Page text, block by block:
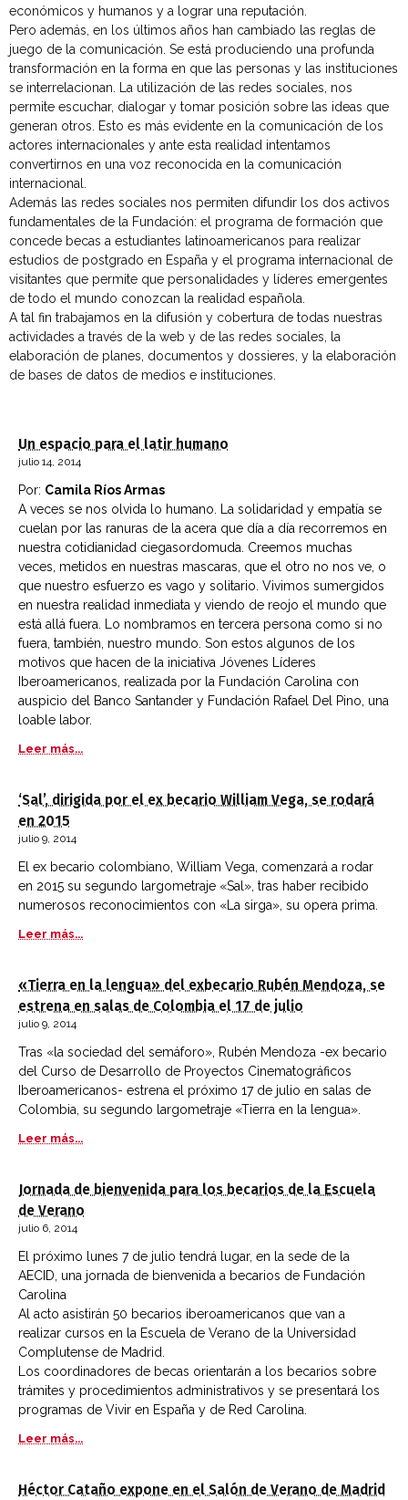
económicos y humanos y a lograr una reputación.
Pero además, en los últimos años han cambiado las reglas de
juego de la comunicación. Se está produciendo una profunda
transformación en la forma en que las personas y las instituciones
se interrelacionan. La utilización de las redes sociales, nos
permite escuchar, dialogar y tomar posición sobre las ideas que
generan otros. Esto es más evidente en la comunicación de los
actores internacionales y ante esta realidad intentamos
convertirnos en una voz reconocida en la comunicación
internacional.
Además las redes sociales nos permiten difundir los dos activos
fundamentales de la Fundación: el programa de formación que
concede becas a estudiantes latinoamericanos para realizar
estudios de postgrado en España y el programa internacional de
visitantes que permite que personalidades y líderes emergentes
de todo el mundo conozcan la realidad española.
A tal fin trabajamos en la difusión y cobertura de todas nuestras
actividades a través de la web y de las redes sociales, la
elaboración de planes, documentos y dossieres, y la elaboración
de bases de datos de medios e instituciones.
Un espacio para el latir humano
julio 14, 2014
Por: Camila Ríos Armas
A veces se nos olvida lo humano. La solidaridad y empatía se
cuelan por las ranuras de la acera que día a día recorremos en
nuestra cotidianidad ciegasordomuda. Creemos muchas
veces, metidos en nuestras mascaras, que el otro no nos ve, o
que nuestro esfuerzo es vago y solitario. Vivimos sumergidos
en nuestra realidad inmediata y viendo de reojo el mundo que
está allá fuera. Lo nombramos en tercera persona como si no
fuera, también, nuestro mundo. Son estos algunos de los
motivos que hacen de la iniciativa Jóvenes Líderes
Iberoamericanos, realizada por la Fundación Carolina con
auspicio del Banco Santander y Fundación Rafael Del Pino, una
loable labor.
Leer más...
‘Sal’, dirigida por el ex becario William Vega, se rodará
en 2015
julio 9, 2014
El ex becario colombiano, William Vega, comenzará a rodar
en 2015 su segundo largometraje «Sal», tras haber recibido
numerosos reconocimientos con «La sirga», su opera prima.
Leer más...
«Tierra en la lengua» del exbecario Rubén Mendoza, se
estrena en salas de Colombia el 17 de julio
julio 9, 2014
Tras «la sociedad del semáforo», Rubén Mendoza -ex becario
del Curso de Desarrollo de Proyectos Cinematográficos
Iberoamericanos- estrena el próximo 17 de julio en salas de
Colombia, su segundo largometraje «Tierra en la lengua».
Leer más...
Jornada de bienvenida para los becarios de la Escuela
de Verano
julio 6, 2014
El próximo lunes 7 de julio tendrá lugar, en la sede de la
AECID, una jornada de bienvenida a becarios de Fundación
Carolina
Al acto asistirán 50 becarios iberoamericanos que van a
realizar cursos en la Escuela de Verano de la Universidad
Complutense de Madrid.
Los coordinadores de becas orientarán a los becarios sobre
trámites y procedimientos administrativos y se presentará los
programas de Vivir en España y de Red Carolina.
Leer más...
Héctor Cataño expone en el Salón de Verano de Madrid